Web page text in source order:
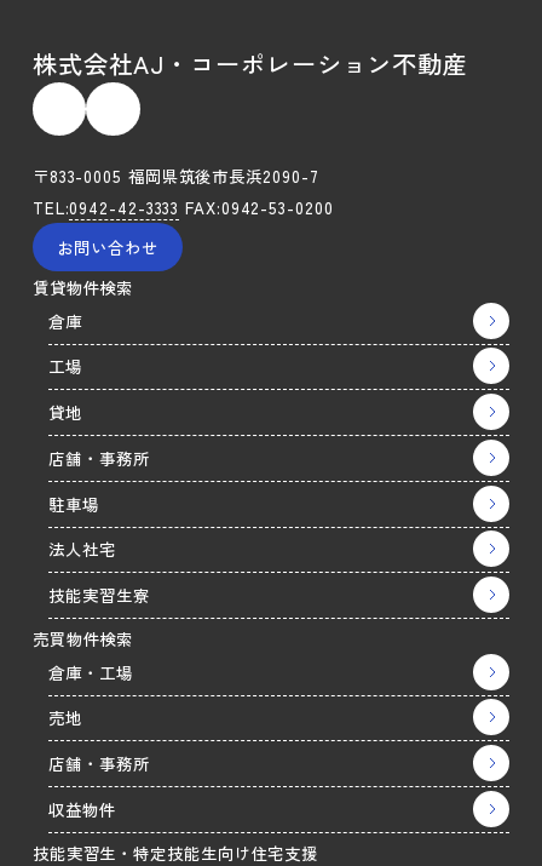
株式会社AJ・コーポレーション不動産
〒833-0005 福岡県筑後市長浜2090-7
TEL:0942-42-3333 FAX:0942-53-0200
お問い合わせ
賃貸物件検索
倉庫
工場
貸地
店舗・事務所
駐車場
法人社宅
技能実習生寮
売買物件検索
倉庫・工場
売地
店舗・事務所
収益物件
技能実習生・特定技能生向け住宅支援